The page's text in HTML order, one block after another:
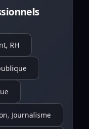
RH
Journalisme